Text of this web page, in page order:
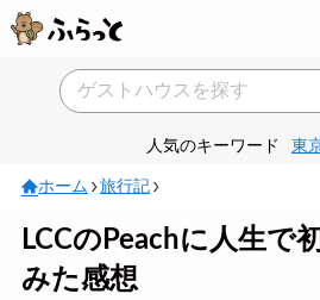
人気のキーワード 東
ホーム 旅行記
LCCのPeachに人生で
みた感想